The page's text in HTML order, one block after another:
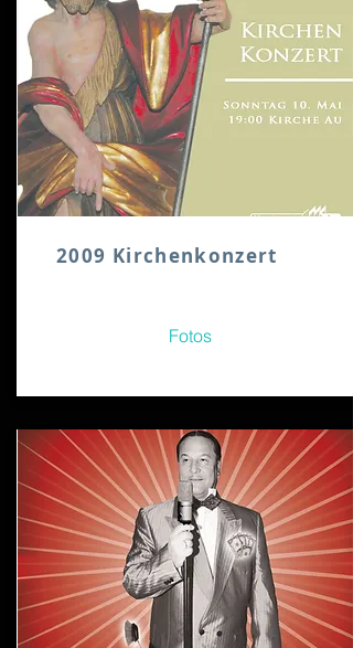
2009 Kirchenkonzert
Fotos